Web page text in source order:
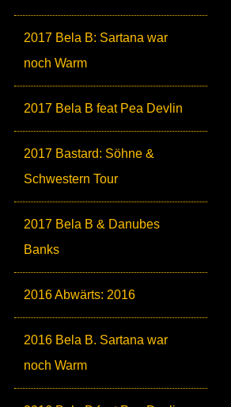
2017 Bela B: Sartana war
noch Warm
2017 Bela B feat Pea Devlin
2017 Bastard: Söhne &
Schwestern Tour
2017 Bela B & Danubes
Banks
2016 Abwärts: 2016
2016 Bela B. Sartana war
noch Warm